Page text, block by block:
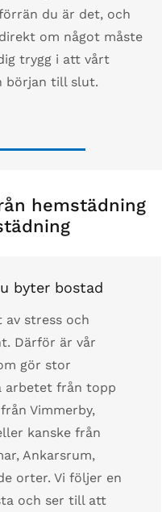
du är det, och
om något måste
trygg i att vårt
början till slut.
hemstädning
byter bostad
stress och
Därför är vår
gör stor
arbetet från topp
Vimmerby,
kanske från
Ankarsrum,
orter. Vi följer en
och ser till att